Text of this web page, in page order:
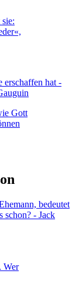
Gott
Wer